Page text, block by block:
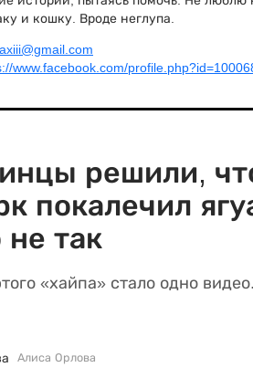
и кошку. Вроде неглупа.
www.facebook.com/
решили,
покалечил
не так
«хайпа» стало одно видео.
Алиса Орлова